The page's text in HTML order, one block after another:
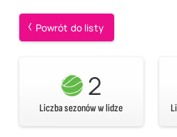
Powrót do listy
2
Liczba sezonów w lidze